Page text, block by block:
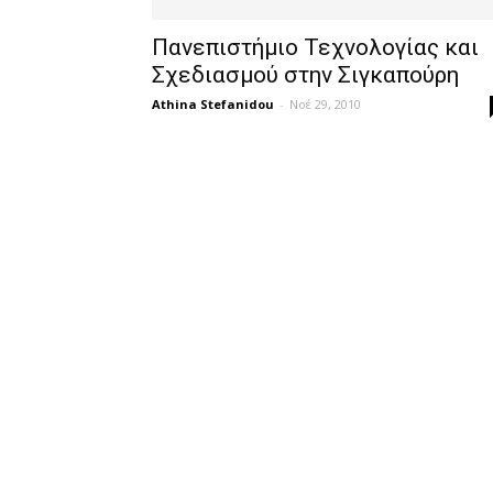
Πανεπιστήμιο Τεχνολογίας και
Σχεδιασμού στην Σιγκαπούρη
Athina Stefanidou - Νοέ 29, 2010